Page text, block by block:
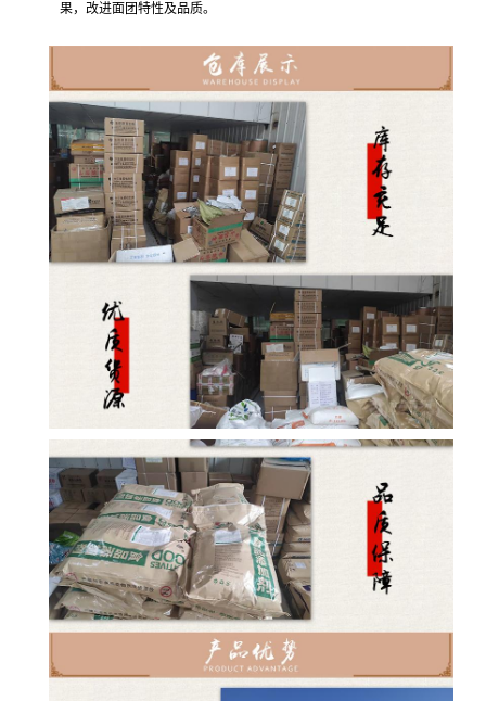
果，改进面团特性及品质。